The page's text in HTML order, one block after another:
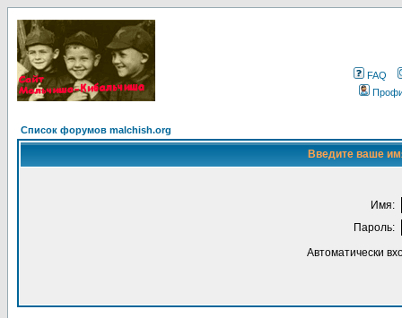
FAQ
Список форумов malchish.org
Введите ваше
Имя:
Пароль:
Автоматически